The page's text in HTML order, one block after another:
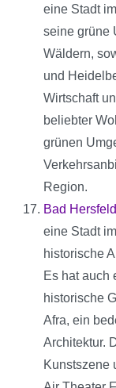
eine Stadt
seine grüne
Wäldern,
und
Wirtschaft
beliebter
grünen
Region.
Bad Hersfeld
eine Stadt
historische
Es hat auch
historische
Afra, ein
Architektur.
Kunstszene